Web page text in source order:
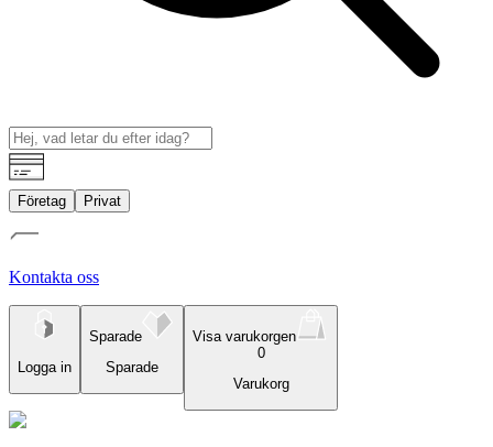
Företag Privat
Kontakta oss
Logga in
Sparade
Sparade
Visa varukorgen
0
Varukorg